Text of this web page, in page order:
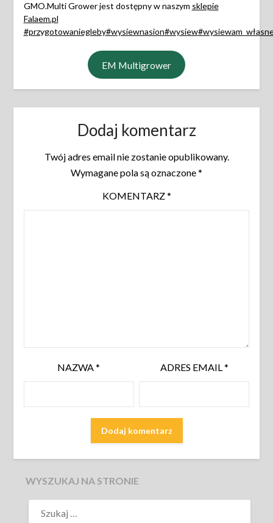
GMO.Multi Grower jest dostępny w naszym sklepie
Falaem.pl
#przygotowaniegleby#wysiewnasion#wysiew
EM Multigrower
Dodaj komentarz
Twój adres email nie zostanie opublikowany.
Wymagane pola są oznaczone*
KOMENTARZ*
NAZWA* ADRES EMAIL *
WYSZUKAJ NA STRONIE